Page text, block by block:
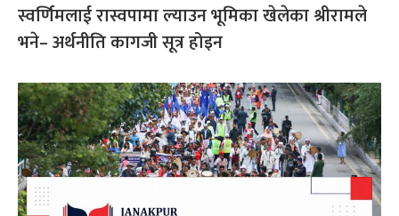
स्वर्णिमलाई रास्वपामा ल्याउन भूमिका खेलेका श्रीरामले
भने– अर्थनीति कागजी सूत्र होइन